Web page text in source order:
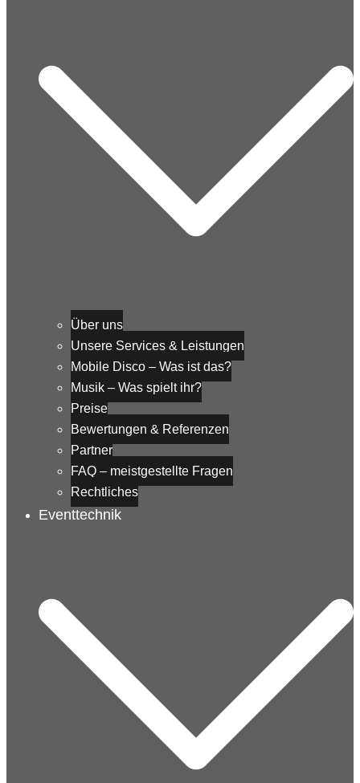
Über uns
Unsere Services & Leistungen
Mobile Disco – Was ist das?
Musik – Was spielt ihr?
Preise
Bewertungen & Referenzen
Partner
FAQ – meistgestellte Fragen
Rechtliches
Eventtechnik